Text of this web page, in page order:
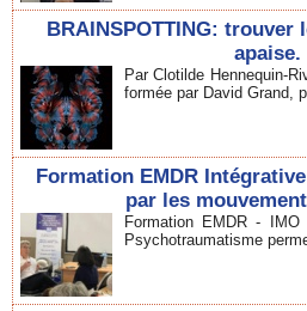
BRAINSPOTTING:
apaise.
Par Clotilde Hennequin-
formée par David Grand,
Formation EMDR
par les
Formation EMDR -
Psychotraumatisme